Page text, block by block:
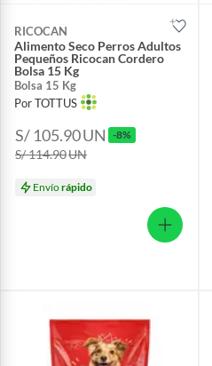
RICOCAN
Alimento Seco Perros Adultos
Pequeños Ricocan Cordero
Bolsa 15 Kg
Bolsa 15 Kg
Por TOTTUS
S/ 105.90UN -8%
S/ 114.90UN
Envíorápido